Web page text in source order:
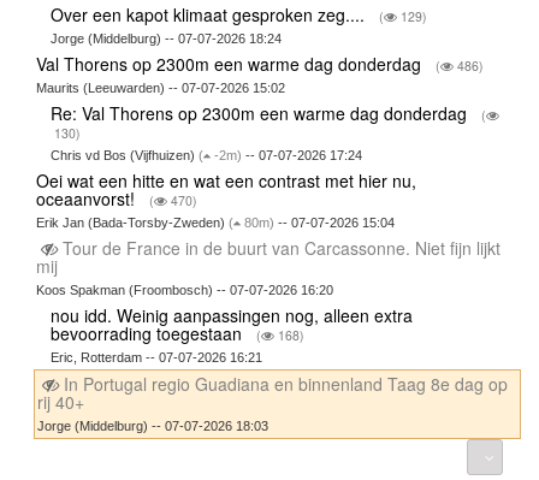
Over een kapot klimaat gesproken zeg.... ( 129)
Jorge (Middelburg) -- 07-07-2026 18:24
Val Thorens op 2300m een warme dag donderdag ( 486)
Maurits (Leeuwarden) -- 07-07-2026 15:02
Re: Val Thorens op 2300m een warme dag donderdag
(
130)
Chris vd Bos (Vijfhuizen)( -2m) -- 07-07-2026 17:24
Oei wat een hitte en wat een contrast met hier nu,
oceaanvorst! ( 470)
Erik Jan (Bada-Torsby-Zweden) ( 80m) -- 07-07-2026 15:04
Tour de France in de buurt van Carcassonne. Niet fijn lijkt
mij
Koos Spakman (Froombosch) -- 07-07-2026 16:20
nou idd. Weinig aanpassingen nog, alleen extra
bevoorrading toegestaan ( 168)
Eric, Rotterdam -- 07-07-2026 16:21
In Portugal regio Guadiana en binnenland Taag 8e dag op
rij 40+
Jorge (Middelburg) -- 07-07-2026 18:03